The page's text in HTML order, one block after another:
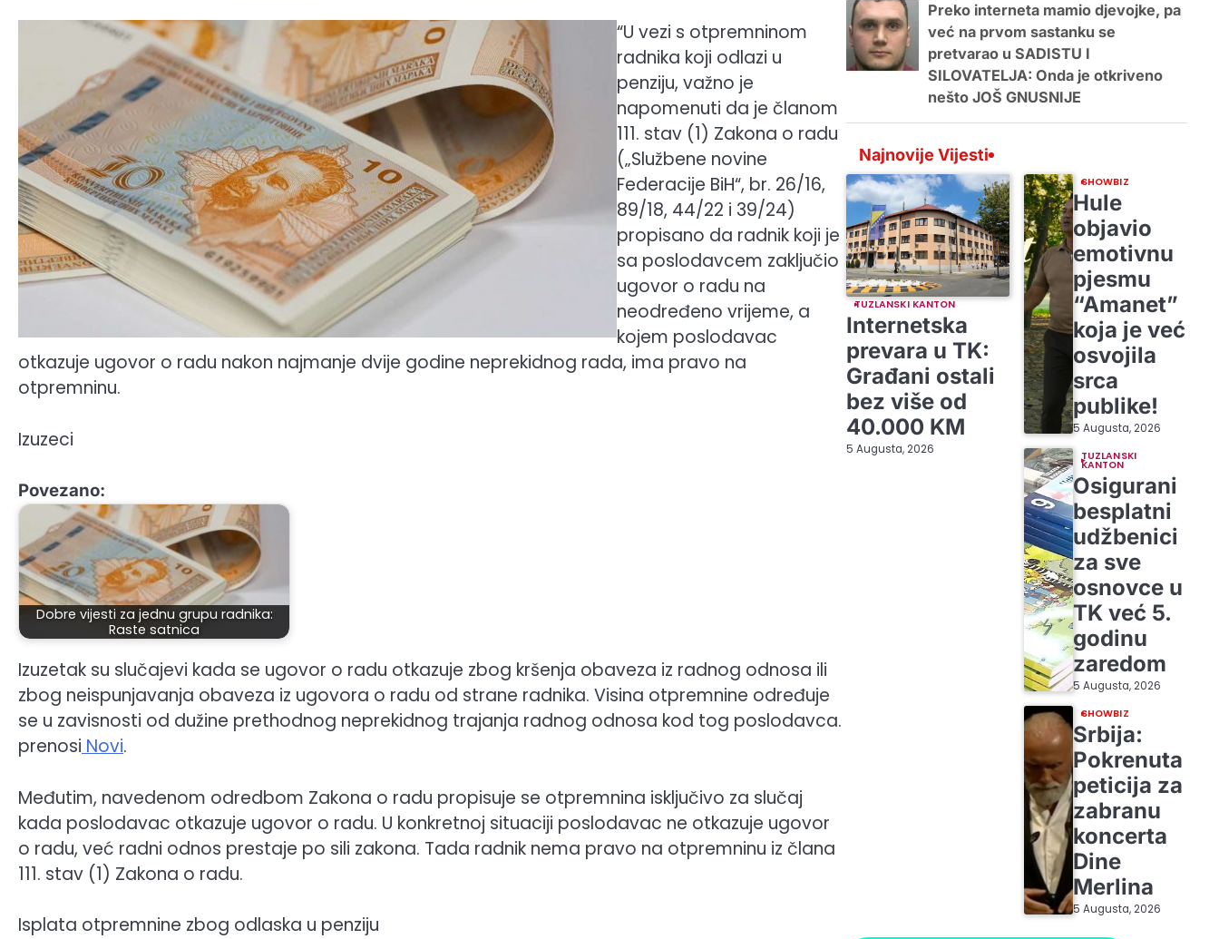
“U vezi s otpremninom
radnika koji odlazi u
penziju, važno je
napomenuti da je članom
111. stav (1) Zakona o radu
(„Službene novine
Federacije BiH“, br. 26/16,
89/18, 44/22 i 39/24)
propisano da radnik koji je
sa poslodavcem zaključio
ugovor o radu na
neodređeno vrijeme, a
kojem poslodavac
otkazuje ugovor o radu nakon najmanje dvije godine neprekidnog rada, ima pravo na
otpremninu.
Izuzeci
Povezano:
Dobre vijesti za jednu grupu radnika:
Raste satnica
Izuzetak su slučajevi kada se ugovor o radu otkazuje zbog kršenja obaveza iz radnog odnosa ili
zbog neispunjavanja obaveza iz ugovora o radu od strane radnika. Visina otpremnine određuje
se u zavisnosti od dužine prethodnog neprekidnog trajanja radnog odnosa kod tog poslodavca.
prenosi Novi.
Međutim, navedenom odredbom Zakona o radu propisuje se otpremnina isključivo za slučaj
kada poslodavac otkazuje ugovor o radu. U konkretnoj situaciji poslodavac ne otkazuje ugovor
o radu, već radni odnos prestaje po sili zakona. Tada radnik nema pravo na otpremninu iz člana
111. stav (1) Zakona o radu.
Isplata otpremnine zbog odlaska u penziju
Preko interneta mamio djevojke, pa
već na prvom sastanku se
pretvarao u SADISTU I
SILOVATELJA: Onda je otkriveno
nešto JOŠ GNUSNIJE
Najnovije Vijesti
TUZLANSKI KANTON
Internetska
prevara u TK:
Građani ostali
bez više od
40.000 KM
5 Augusta, 2026
SHOWBIZ
Hule
objavio
emotivnu
pjesmu
“Amanet”
koja je već
osvojila
srca
publike!
5 Augusta, 2026
TUZLANSKI
KANTON
Osigurani
besplatni
udžbenici
za sve
osnovce u
TK već 5.
godinu
zaredom
5 Augusta, 2026
SHOWBIZ
Srbija:
Pokrenuta
peticija za
zabranu
koncerta
Dine
Merlina
5 Augusta, 2026